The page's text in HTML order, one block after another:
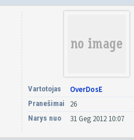
Vartotojas OverDosE
Pranešimai 26
Narys nuo 31 Geg 2012 10:07